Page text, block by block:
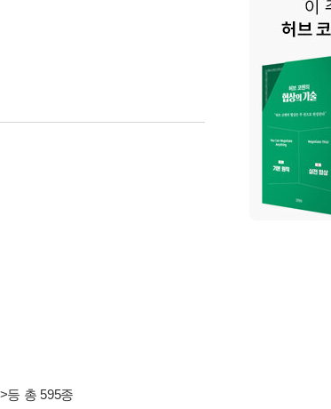
라 속의 쥐 의사선생님> 등이 있